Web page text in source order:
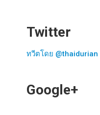
Twitter
ทวีตโดย @thaidurian
Google+